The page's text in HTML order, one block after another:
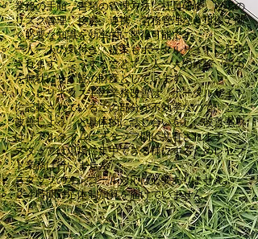
業務の手順、書類の管理方法、社員研修、現場の
リスク管理、接遇、連携、労務管理など現場で働
く必要な知識を効率的に習得可能です
一人一人の気付き、提案もポータルサイトに反映
されます。こうすることで一人一人の経験、労力
を無駄にせず皆の財産としています。
リハビリネクストの業務改善は「ポータルサイト
に記載されているこの部分が不効率なので、こう
改善しよう」と具体的に話し合いをし、改善事項
はリアルタイムにスタッフ間に共有されます
スタッフは現場に集中できる様にするためレセプ
ト業務は行いません
スタッフのオンコール対応は必要ありません。
２４時間対応体制加算を届けていません。